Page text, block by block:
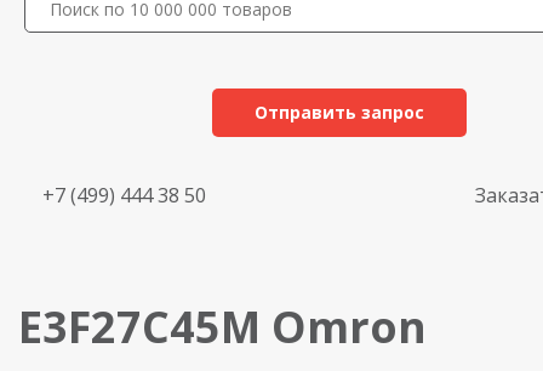
Отправить запрос
+7 (499) 444 38 50
E3F27C45M Omron